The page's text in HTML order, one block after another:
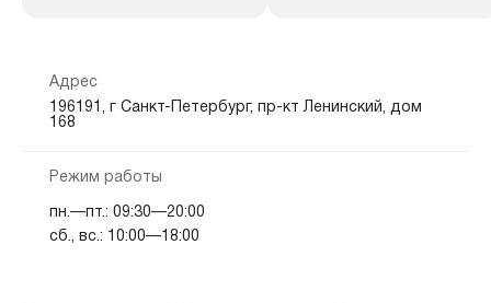
Адрес
196191, г Санкт-Петербург, пр-кт Ленинский, дом
168
Режим работы
пн.—пт.: 09:30—20:00
сб., вс.: 10:00—18:00